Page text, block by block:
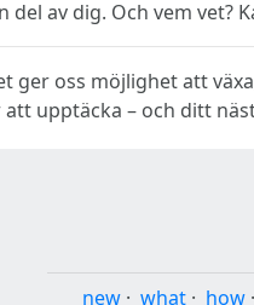
av dig. Och vem
ger oss möjlighet att
upptäcka – och ditt
new · what · how ·